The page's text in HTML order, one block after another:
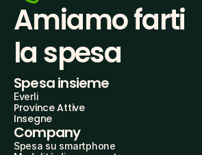
Amiamo farti
la spesa
Spesa insieme
Everli
Province Attive
Insegne
Company
Spesa su smartphone